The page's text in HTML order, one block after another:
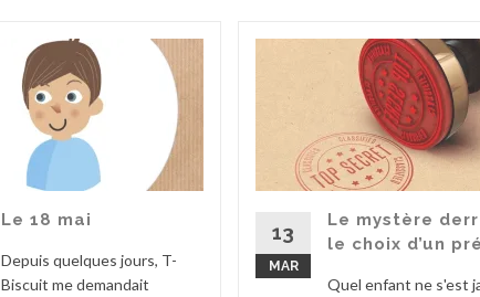
Le 18 mai
Depuis quelques jours, T-
Biscuit me demandait
13
MAR
Le mystère
le choix d’un
Quel enfant ne s'est